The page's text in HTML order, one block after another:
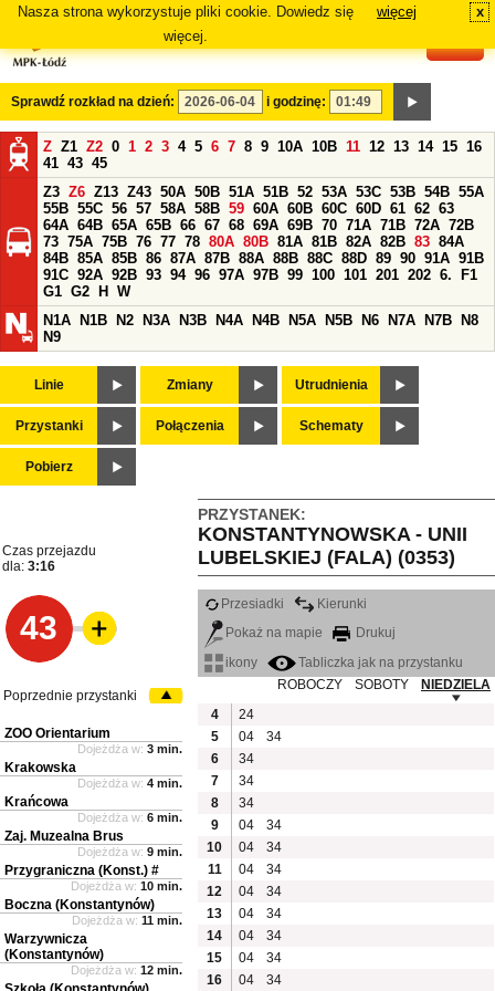
Nasza strona wykorzystuje pliki cookie. Dowiedz się
więcej.
więcej x
Sprawdź rozkład na dzień: i godzinę:
Z Z1 Z2 0 1 2 3 4 5 6 7 8 9 10A 10B 11 12 13 14 15 16
41 43 45
Z3 Z6 Z13 Z43 50A 50B 51A 51B 52 53A 53C 53B 54B 55A
55B 55C 56 57 58A 58B 59 60A 60B 60C 60D 61 62 63
64A 64B 65A 65B 66 67 68 69A 69B 70 71A 71B 72A 72B
73 75A 75B 76 77 78 80A 80B 81A 81B 82A 82B 83 84A
84B 85A 85B 86 87A 87B 88A 88B 88C 88D 89 90 91A 91B
91C 92A 92B 93 94 96 97A 97B 99 100 101 201 202 6.
F1
G1 G2 H
W
N1A
N1B N2 N3A N3B N4A N4B N5A N5B N6 N7A N7B
N8
N9
Linie Zmiany Utrudnienia
Przystanki Połączenia Schematy
Pobierz
PRZYSTANEK:
KONSTANTYNOWSKA - UNII
LUBELSKIEJ (FALA) (0353)
Czas przejazdu
dla: 3:16
43
Przesiadki
Kierunki
Pokaż na mapie
Drukuj
ikony
Tabliczka jak na przystanku
ROBOCZY
SOBOTY
NIEDZIELA
4
24
5
04
34
6
34
7
34
8
34
9
04
34
10
04
34
11
04
34
12
04
34
13
04
34
14
04
34
15
04
34
16
04 34
Poprzednie przystanki
ZOO Orientarium
Dojeżdża w: 3 min.
Krakowska
Dojeżdża w: 4 min.
Krańcowa
Dojeżdża w: 6 min.
Zaj. Muzealna Brus
Dojeżdża w: 9 min.
Przygraniczna (Konst.) #
Dojeżdża w: 10 min.
Boczna (Konstantynów)
Dojeżdża w: 11 min.
Warzywnicza
(Konstantynów)
Dojeżdża w: 12 min.